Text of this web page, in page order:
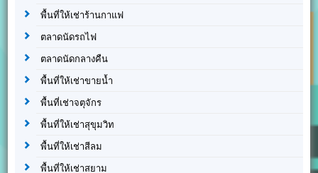
พื้นที่ให้เช่าร้านกาแฟ
ตลาดนัดรถไฟ
ตลาดนัดกลางคืน
พื้นที่ให้เช่าขายน้ำ
พื้นที่เช่าจตุจักร
พื้นที่ให้เช่าสุขุมวิท
พื้นที่ให้เช่าสีลม
พื้นที่ให้เช่าสยาม